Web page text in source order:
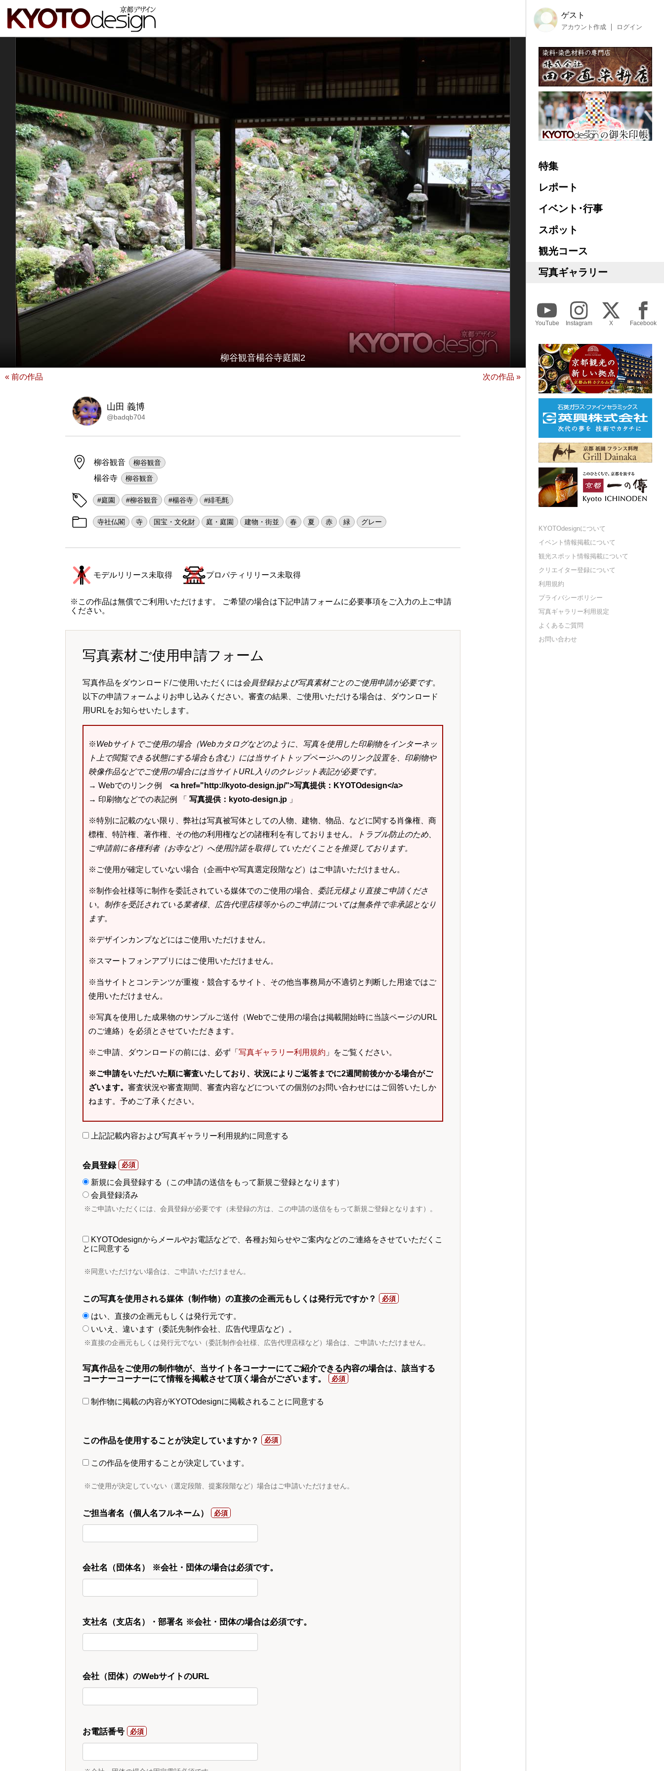
柳谷観音楊谷寺庭園2
« 前の作品 次の作品 »
山田 義博
@badqb704
柳谷観音 柳谷観音
楊谷寺 柳谷観音
#庭園 #柳谷観音 #楊谷寺 #緋毛氈
寺社仏閣 寺 国宝・文化財 庭・庭園 建物・街並 春 夏 赤 緑 グレー
モデルリリース未取得 プロパティリリース未取得
※この作品は無償でご利用いただけます。 ご希望の場合は下記申請フォームに必要事項をご入力の上ご申請
ください。
写真素材ご使用申請フォーム
写真作品をダウンロード/ご使用いただくには会員登録および写真素材ごとのご使用申請が必要です。
以下の申請フォームよりお申し込みください。審査の結果、ご使用いただける場合は、ダウンロード
用URLをお知らせいたします。
※Webサイトでご使用の場合（Webカタログなどのように、写真を使用した印刷物をインターネッ
ト上で閲覧できる状態にする場合も含む）には当サイトトップページへのリンク設置を、印刷物や
映像作品などでご使用の場合には当サイトURL入りのクレジット表記が必要です。
→ Webでのリンク例 <a href="http://kyoto-design.jp/">写真提供：KYOTOdesign</a>
→ 印刷物などでの表記例 「 写真提供：kyoto-design.jp 」
※特別に記載のない限り、弊社は写真被写体としての人物、建物、物品、などに関する肖像権、商
標権、特許権、著作権、その他の利用権などの諸権利を有しておりません。
トラブル防止のため、
ご申請前に各権利者（お寺など）へ使用許諾を取得していただくことを推奨しております。
※ご使用が確定していない場合（企画中や写真選定段階など）はご申請いただけません。
※制作会社様等に制作を委託されている媒体でのご使用の場合、 委託元様より直接ご申請くださ
い。 制作を受託されている業者様、広告代理店様等からのご申請については無条件で非承認となり
ます。
※デザインカンプなどにはご使用いただけません。
※スマートフォンアプリにはご使用いただけません。
※当サイトとコンテンツが重複・競合するサイト、その他当事務局が不適切と判断した用途ではご
使用いただけません。
※写真を使用した成果物のサンプルご送付（Webでご使用の場合は掲載開始時に当該ページのURL
のご連絡）を必須とさせていただきます。
※ご申請、ダウンロードの前には、必ず「 写真ギャラリー利用規約 」をご覧ください。
※ご申請をいただいた順に審査いたしており、状況によりご返答までに2週間前後かかる場合がご
ざいます。 審査状況や審査期間、審査内容などについての個別のお問い合わせにはご回答いたしか
ねます。予めご了承ください。
上記記載内容および写真ギャラリー利用規約に同意する
会員登録
新規に会員登録する（この申請の送信をもって新規ご登録となります）
会員登録済み
※ご申請いただくには、会員登録が必要です（未登録の方は、この申請の送信をもって新規ご登録となります）。
KYOTOdesignからメールやお電話などで、各種お知らせやご案内などのご連絡をさせていただくこ
とに同意する
※同意いただけない場合は、ご申請いただけません。
この写真を使用される媒体（制作物）の直接の企画元もしくは発行元ですか？
はい、直接の企画元もしくは発行元です。
いいえ、違います（委託先制作会社、広告代理店など）。
※直接の企画元もしくは発行元でない（委託制作会社様、広告代理店様など）場合は、ご申請いただけません。
写真作品をご使用の制作物が、当サイト各コーナーにてご紹介できる内容の場合は、該当する
コーナーコーナーにて情報を掲載させて頂く場合がございます。
制作物に掲載の内容がKYOTOdesignに掲載されることに同意する
この作品を使用することが決定していますか？
この作品を使用することが決定しています。
※ご使用が決定していない（選定段階、提案段階など）場合はご申請いただけません。
ご担当者名（個人名フルネーム）
会社名（団体名） ※会社・団体の場合は必須です。
支社名（支店名）・部署名 ※会社・団体の場合は必須です。
会社（団体）のWebサイトのURL
お電話番号
ゲスト
アカウント作成 ログイン
特集
レポート
イベント･行事
スポット
観光コース
写真ギャラリー
YouTube Instagram X Facebook
KYOTOdesignについて
イベント情報掲載について
観光スポット情報掲載について
クリエイター登録について
利用規約
プライバシーポリシー
写真ギャラリー利用規定
よくあるご質問
お問い合わせ